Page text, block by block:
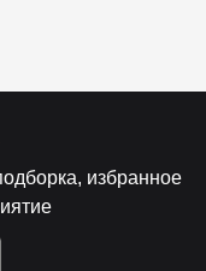
избранное